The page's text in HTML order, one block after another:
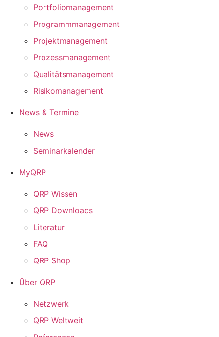
Portfoliomanagement
Programmmanagement
Projektmanagement
Prozessmanagement
Qualitätsmanagement
Risikomanagement
News & Termine
News
Seminarkalender
MyQRP
QRP Wissen
QRP Downloads
Literatur
FAQ
QRP Shop
Über QRP
Netzwerk
QRP Weltweit